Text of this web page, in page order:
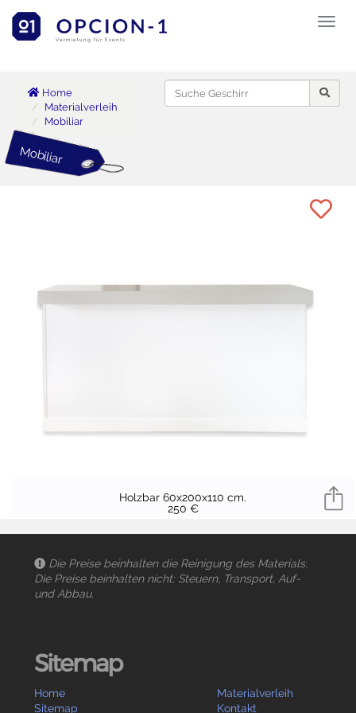
Vermietung für Events
Home
Materialverleih
Mobiliar
Mobiliar
Holzbar 60x200x110 cm.
250 €
Die Preise beinhalten die Reinigung des Materials.
Die Preise beinhalten nicht: Steuern, Transport, Auf-
und Abbau.
Sitemap
Home
Sitemap
Materialverleih
Kontakt